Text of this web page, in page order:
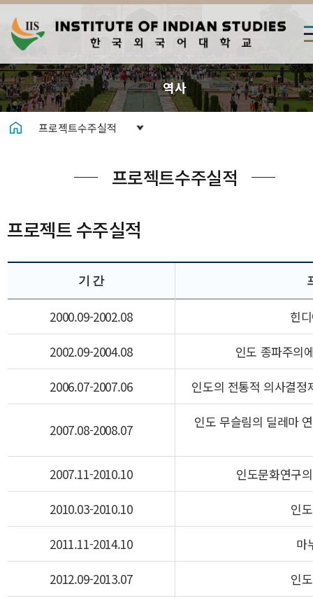
역사
프로젝트수주실적
프로젝트수주실적
프로젝트 수주실적
기 간
2000.09-2002.08
힌
2002.09-2004.08
인도 종파주의
2006.07-2007.06
인도의 전통적 의사결
2007.08-2008.07 인도 무슬림의 딜레마
2007.11-2010.10
인도문화연구
2010.03-2010.10
인
2011.11-2014.10
마
2012.09-2013.07
인